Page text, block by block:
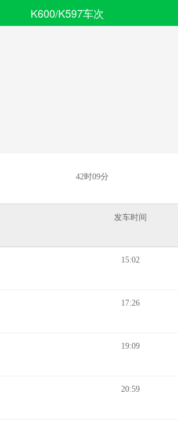
K600/K597车次
42时09分
发车时间
15:02
17:26
19:09
20:59